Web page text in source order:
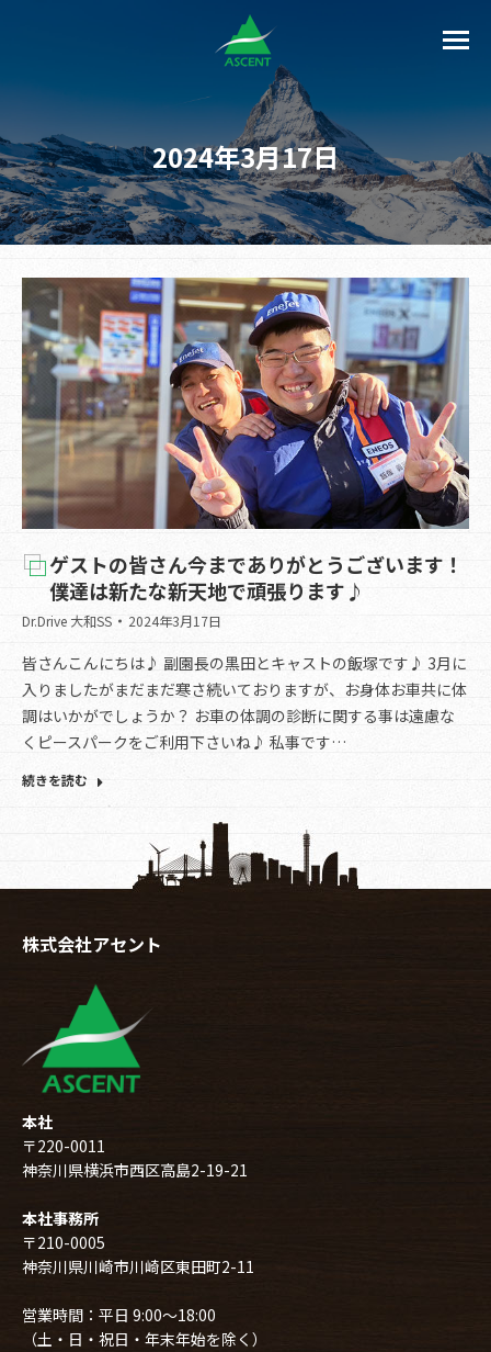
2024年3月17日
ゲストの皆さん今までありがとうございます！
僕達は新たな新天地で頑張ります♪
Dr.Drive 大和SS 2024年3月17日
皆さんこんにちは♪ 副園長の黒田とキャストの飯塚です♪ 3月に
入りましたがまだまだ寒さ続いておりますが、お身体お車共に体
調はいかがでしょうか？ お車の体調の診断に関する事は遠慮な
くピースパークをご利用下さいね♪ 私事です…
続きを読む
株式会社アセント
本社
〒220-0011
神奈川県横浜市西区高島2-19-21
本社事務所
〒210-0005
神奈川県川崎市川崎区東田町2-11
営業時間：平日 9:00～18:00
（土・日・祝日・年末年始を除く）